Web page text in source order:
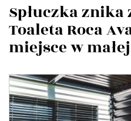
Spłuczka
Toaleta Roca
miejsce w